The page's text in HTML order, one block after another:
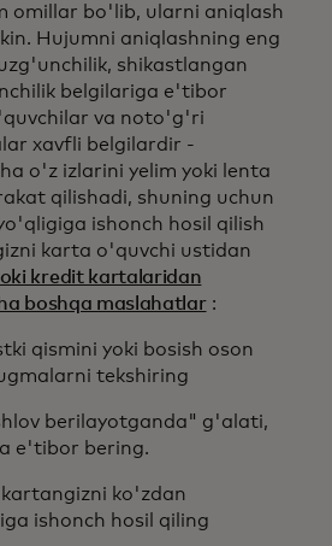
omillar bo'lib, ularni aniqlash
Hujumni aniqlashning eng
shikastlangan
belgilariga e'tibor
va noto'g'ri
xavfli belgilardir -
o'z izlarini yelim yoki lenta
qilishadi, shuning uchun
ishonch hosil qilish
karta o'quvchi ustidan
kredit kartalaridan
boshqa maslahatlar:
qismini yoki bosish oson
tekshiring
berilayotganda" g'alati,
e'tibor bering.
ko'zdan
ishonch hosil qiling